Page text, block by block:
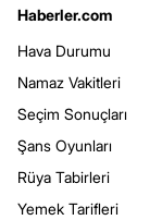
Haberler.com
Hava Durumu
Namaz Vakitleri
Seçim Sonuçları
Şans Oyunları
Rüya Tabirleri
Yemek Tarifleri